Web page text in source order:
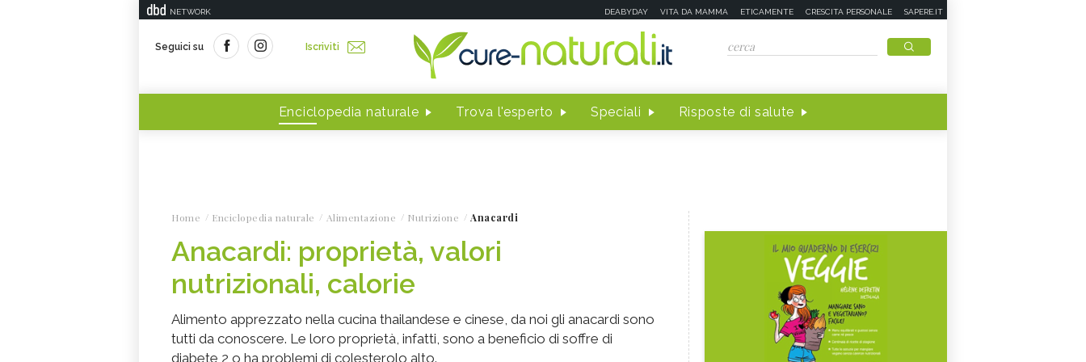
NETWORK DEABYDAY VITA DA MAMMA ETICAMENTE CRESCITA PERSONALE SAPERE.IT
Seguici su Iscriviti
Enciclopedia naturale Trova l'esperto Speciali Risposte di salute
Home Enciclopedia naturale Alimentazione Nutrizione Anacardi
Anacardi: proprietà, valori
nutrizionali, calorie
Alimento apprezzato nella cucina thailandese e cinese, da noi gli anacardi sono
tutti da conoscere. Le loro proprietà, infatti, sono a beneficio di soffre di
diabete 2 o ha problemi di colesterolo alto.